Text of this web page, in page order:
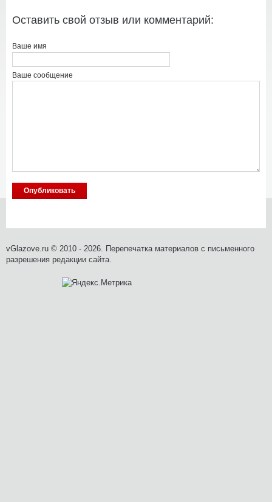
Оставить свой отзыв или комментарий:
Ваше имя
Ваше сообщение
vGlazove.ru © 2010 - 2026. Перепечатка материалов с письменного
разрешения редакции сайта.